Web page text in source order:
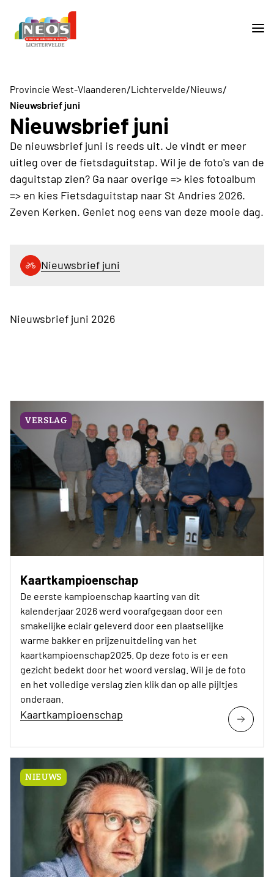
Provincie West-Vlaanderen/Lichtervelde/Nieuws/
Nieuwsbrief juni
Nieuwsbrief juni
De nieuwsbrief juni is reeds uit. Je vindt er meer
uitleg over de fietsdaguitstap. Wil je de foto's van de
daguitstap zien? Ga naar overige => kies fotoalbum
=> en kies Fietsdaguitstap naar St Andries 2026.
Zeven Kerken. Geniet nog eens van deze mooie dag.
Nieuwsbrief juni
Nieuwsbrief juni 2026
VERSLAG
Kaartkampioenschap
De eerste kampioenschap kaarting van dit
kalenderjaar 2026 werd voorafgegaan door een
smakelijke eclair geleverd door een plaatselijke
warme bakker en prijzenuitdeling van het
kaartkampioenschap2025. Op deze foto is er een
gezicht bedekt door het woord verslag. Wil je de foto
en het volledige verslag zien klik dan op alle pijltjes
onderaan.
Kaartkampioenschap
NIEUWS